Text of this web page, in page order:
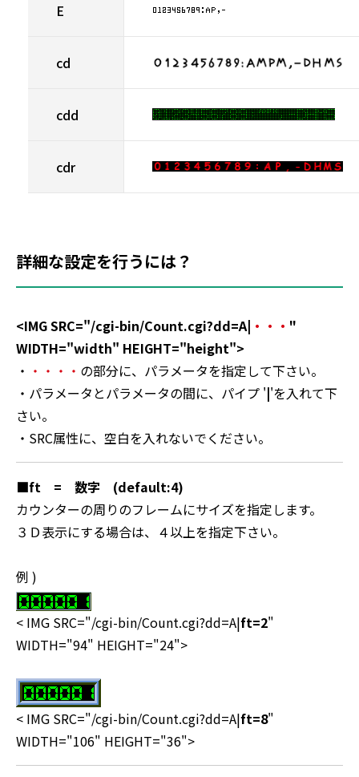
E
cd
cdd
cdr
詳細な設定を行うには？
<IMG SRC="/cgi-bin/Count.cgi?dd=A| ・・・ "
WIDTH="width" HEIGHT="height">
・ ・・・・ の部分に、パラメータを指定して下さい。
・パラメータとパラメータの間に、パイプ '|'を入れて下
さい。
・SRC属性に、空白を入れないでください。
■ft = 数字 (default:4)
カウンターの周りのフレームにサイズを指定します。
３Ｄ表示にする場合は、４以上を指定下さい。
例 )
< IMG SRC="/cgi-bin/Count.cgi?dd=A|ft=2"
WIDTH="94" HEIGHT="24">
< IMG SRC="/cgi-bin/Count.cgi?dd=A|ft=8"
WIDTH="106" HEIGHT="36">